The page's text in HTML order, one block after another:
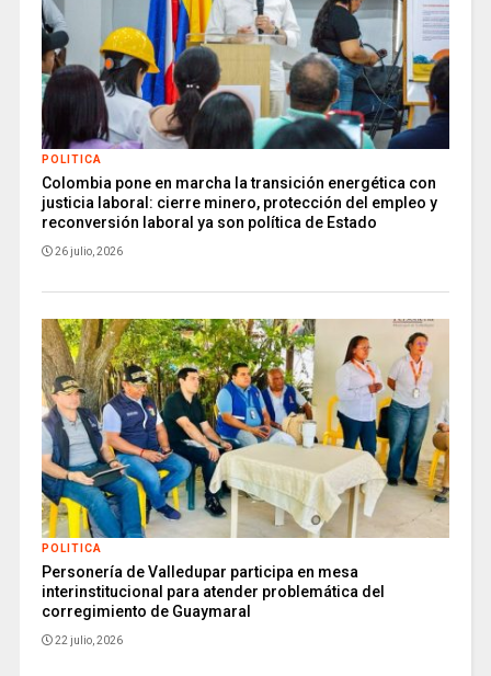
POLITICA
Colombia pone en marcha la transición energética con
justicia laboral: cierre minero, protección del empleo y
reconversión laboral ya son política de Estado
26 julio, 2026
POLITICA
Personería de Valledupar participa en mesa
interinstitucional para atender problemática del
corregimiento de Guaymaral
22 julio, 2026